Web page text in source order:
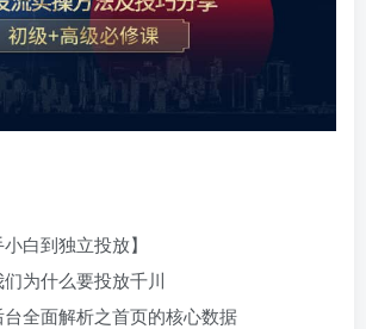
白到独立投放】
为什么要投放千川
全面解析之首页的核心数据